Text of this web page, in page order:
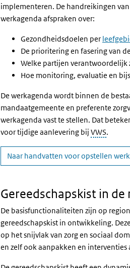
implementeren. De handreikingen
werkagenda afspraken over:
Gezondheidsdoelen per
De prioritering en fasering van
Welke partijen
Hoe monitoring, evaluatie en
De werkagenda wordt binnen de
mandaatgemeente en preferente
werkagenda vast te stellen. Dat
voor tijdige aanlevering bij VWS.
Naar handvatten voor opstellen
Gereedschapskist in de
De basisfunctionaliteiten zijn op
gereedschapskist in ontwikkeling.
op het snijvlak van zorg en sociaal
en zelf ook aanpakken en interventies